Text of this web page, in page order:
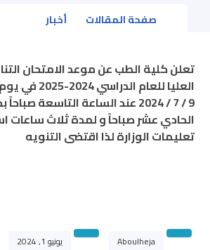
صفحة المقالات أخبار
تعلن كلية الطب عن موعد الامتحان
العليا للعام
9 / 7 / 2024 عند الساعة التاسعة
الحادي عشر صباحاً و لمدة ثلاث ساعات
تعليمات الوزارة لذا اقتضى التنويه
Aboulheja يونيو 1, 2024